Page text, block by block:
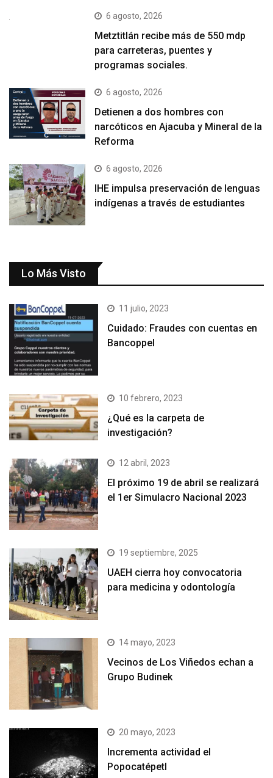
6 agosto, 2026
Metztitlán recibe más de 550 mdp
para carreteras, puentes y
programas sociales.
6 agosto, 2026
Detienen a dos hombres con
narcóticos en Ajacuba y Mineral de la
Reforma
6 agosto, 2026
IHE impulsa preservación de lenguas
indígenas a través de estudiantes
Lo Más Visto
11 julio, 2023
Cuidado: Fraudes con cuentas en
Bancoppel
10 febrero, 2023
¿Qué es la carpeta de
investigación?
12 abril, 2023
El próximo 19 de abril se realizará
el 1er Simulacro Nacional 2023
19 septiembre, 2025
UAEH cierra hoy convocatoria
para medicina y odontología
14 mayo, 2023
Vecinos de Los Viñedos echan a
Grupo Budinek
20 mayo, 2023
Incrementa actividad el
Popocatépetl